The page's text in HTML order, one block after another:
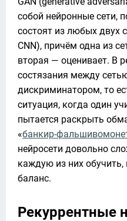
собой нейронные сети,
состоят из любых двух
CNN), причём одна из
вторая — оценивает. В
состязания между
дискриминатором, то
ситуация, когда один
пытается раскрыть
«банкир-
нейросети довольно
каждую из них обучить,
баланс.
Рекуррентные